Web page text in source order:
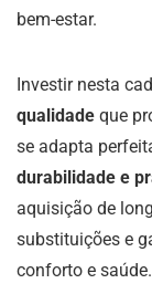
bem-estar.
Investir nesta
qualidade que
se adapta
durabilidade e
aquisição de
substituições e
conforto e saúde.